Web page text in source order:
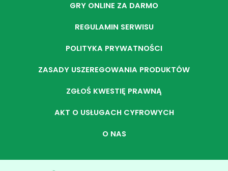
GRY ONLINE ZA DARMO
REGULAMIN SERWISU
POLITYKA PRYWATNOŚCI
ZASADY USZEREGOWANIA PRODUKTÓW
ZGŁOŚ KWESTIĘ PRAWNĄ
AKT O USŁUGACH CYFROWYCH
O NAS